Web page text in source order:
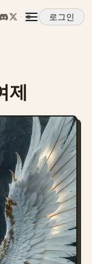
로그인
제